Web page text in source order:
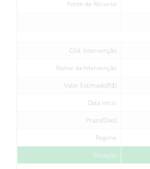
Fonte de Recurso
Cód. Intervenção
Nome da Intervenção
Valor Estimado(R$)
Data Início
Prazo(Dias)
Regime
Situação